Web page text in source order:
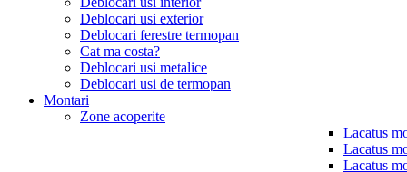
Deblocari usi exterior
Deblocari ferestre termopan
Cat ma costa?
Deblocari usi metalice
Deblocari usi de termopan
Montari
Zone acoperite
Lacatus
Lacatus
Lacatus